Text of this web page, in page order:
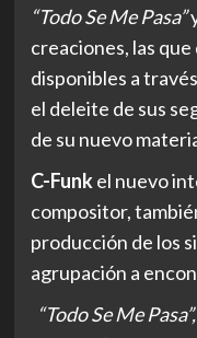
“Todo Se Me Pasa”
creaciones, las
disponibles a
el deleite de sus
de su nuevo
C-Funkel nuevo
compositor,
producción de los
agrupación a
“Todo Se Me Pasa”,